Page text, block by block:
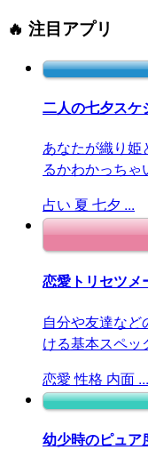
🔥 注目アプリ
二人の七夕スケ
あなたが織り姫
るかわかっちゃ
占い 夏 七夕 ...
恋愛トリセツメ
自分や友達な
ける基本スペッ
恋愛 性格 内面 ...
幼少時のピュア